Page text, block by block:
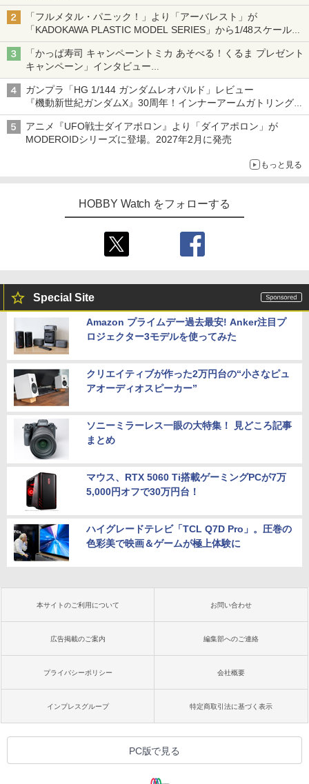
チューバ、テナサクなど5種各3色
「フルメタル・パニック！」より「アーバレスト」が
「KADOKAWA PLASTIC MODEL SERIES」から1/48スケールで
登場！
「かっぱ寿司 キャンペーントミカ あそべる！くるま プレゼント
キャンペーン」インタビュー
子どもが楽しめるかっぱ寿司ならではの体験とコラボの楽しさを
追求
ガンプラ「HG 1/144 ガンダムレオパルド」レビュー
『機動新世紀ガンダムX』30周年！インナーアームガトリングの
変形機構まで再現し最新フォーマットでキット化！
アニメ『UFO戦士ダイアポロン』より「ダイアポロン」が
MODEROIDシリーズに登場。2027年2月に発売
もっと見る
HOBBY Watch をフォローする
Special Site
Amazon プライムデー過去最安! Anker注目プ
ロジェクター3モデルを使ってみた
クリエイティブが作った2万円台の“小さなピュ
アオーディオスピーカー”
ソニーミラーレス一眼の大特集！ 見どころ記事
まとめ
マウス、RTX 5060 Ti搭載ゲーミングPCが7万
5,000円オフで30万円台！
ハイグレードテレビ「TCL Q7D Pro」。圧巻の
色彩美で映画＆ゲームが極上体験に
本サイトのご利用について お問い合わせ
広告掲載のご案内 編集部へのご連絡
プライバシーポリシー 会社概要
インプレスグループ 特定商取引法に基づく表示
PC版で見る